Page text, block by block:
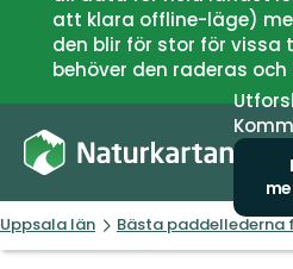
att klara offline-läge)
den blir för stor för vissa
behöver den raderas
Uppsala län Bästa paddellederna